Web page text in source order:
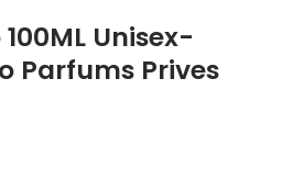
Unisex-
Parfums Prives